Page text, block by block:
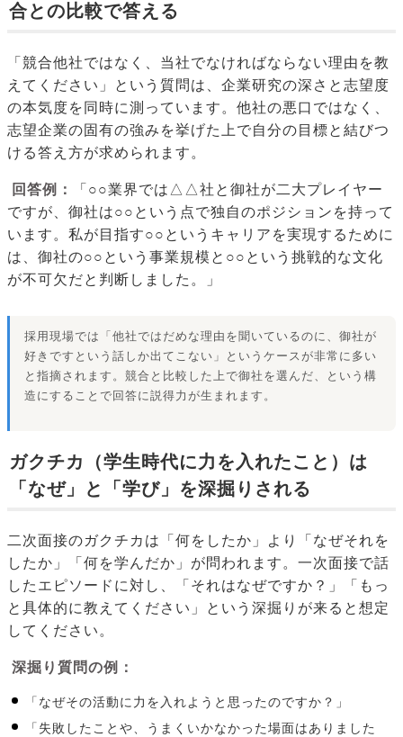
合との比較で答える
「競合他社ではなく、当社でなければならない理由を教
えてください」という質問は、企業研究の深さと志望度
の本気度を同時に測っています。他社の悪口ではなく、
志望企業の固有の強みを挙げた上で自分の目標と結びつ
ける答え方が求められます。
回答例：
「○○業界では△△社と御社が二大プレイヤー
ですが、御社は○○という点で独自のポジションを持って
います。私が目指す○○というキャリアを実現するために
は、御社の○○という事業規模と○○という挑戦的な文化
が不可欠だと判断しました。」
採用現場では「他社ではだめな理由を聞いているのに、御社が
好きですという話しか出てこない」というケースが非常に多い
と指摘されます。競合と比較した上で御社を選んだ、という構
造にすることで回答に説得力が生まれます。
ガクチカ（学生時代に力を入れたこと）は
「なぜ」と「学び」を深掘りされる
二次面接のガクチカは「何をしたか」より「なぜそれを
したか」「何を学んだか」が問われます。一次面接で話
したエピソードに対し、「それはなぜですか？」「もっ
と具体的に教えてください」という深掘りが来ると想定
してください。
深掘り質問の例：
「なぜその活動に力を入れようと思ったのですか？」
「失敗したことや、うまくいかなかった場面はありました